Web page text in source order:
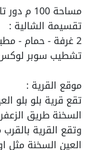
مساحة 100 م دور تاني بروف خاص
تقسيمة الشالية :
2 غرفة - حمام - مطبخ أمريكان - ريسبشن 2 قطعة - تراس
تشطيب سوبر
موقع القرية :
تقع قرية بلو بلو
السخنة طريق
وتقع القرية
العين السخنة مثل